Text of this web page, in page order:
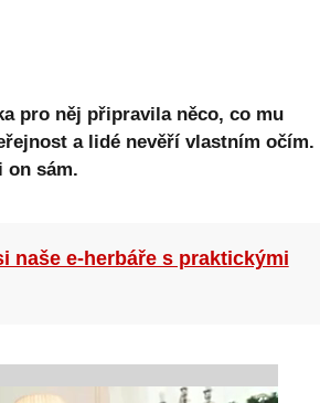
pro něj připravila něco, co mu
a lidé nevěří vlastním očím.
on sám.
naše e-herbáře s praktickými